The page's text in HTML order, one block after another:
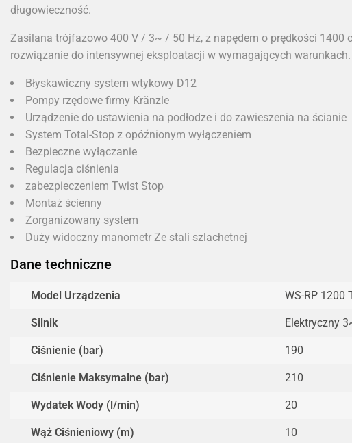
długowieczność.
Zasilana trójfazowo 400 V / 3~ / 50 Hz, z napędem o prędkości 1400
rozwiązanie do intensywnej eksploatacji w wymagających warunkach.
Błyskawiczny system wtykowy D12
Pompy rzędowe firmy Kränzle
Urządzenie do ustawienia na podłodze i do zawieszenia na ścianie
System Total-Stop z opóźnionym wyłączeniem
Bezpieczne wyłączanie
Regulacja ciśnienia
zabezpieczeniem Twist Stop
Montaż ścienny
Zorganizowany system
Duży widoczny manometr Ze stali szlachetnej
Dane techniczne
Model Urządzenia WS-RP 1200
Silnik Elektryczny
Ciśnienie (bar) 190
Ciśnienie Maksymalne (bar) 210
Wydatek Wody (l/min) 20
Wąż Ciśnieniowy (m) 10